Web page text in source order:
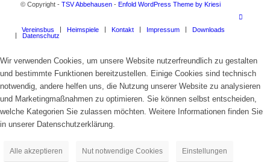
© Copyright - TSV Abbehausen- Enfold WordPress Theme by Kriesi
Vereinsbus Heimspiele Kontakt Impressum
Downloads
Datenschutz
Wir verwenden Cookies, um unsere Website nutzerfreundlich zu gestalten
und bestimmte Funktionen bereitzustellen. Einige Cookies sind technisch
notwendig, andere helfen uns, die Nutzung unserer Website zu analysieren
und Marketingmaßnahmen zu optimieren. Sie können selbst entscheiden,
welche Kategorien Sie zulassen möchten. Weitere Informationen finden Sie
in unserer Datenschutzerklärung.
Alle akzeptieren Nut notwendige Cookies Einstellungen